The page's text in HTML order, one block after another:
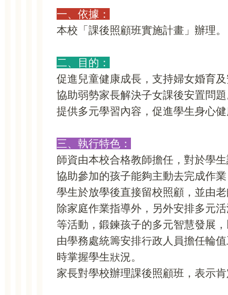
一、依據：
本校「課後照顧班實施計畫」辦理。
二、目的：
促進兒童健康成長，支持婦女婚育及
協助弱勢家長解決子女課後安置問題
提供多元學習內容，促進學生身心健
三、執行特色：
師資由本校合格教師擔任，對於學
協助參加的孩子能夠主動去完成作
學生於放學後直接留校照顧，並由
除家庭作業指導外，另外安排多元
等活動，鍛鍊孩子的多元智慧發展
由學務處統籌安排行政人員擔任輪
時掌握學生狀況。
家長對學校辦理課後照顧班，表示